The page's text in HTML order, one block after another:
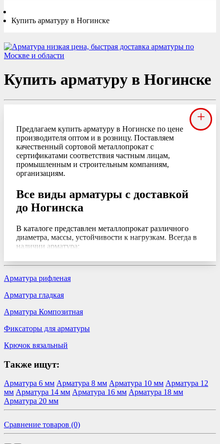
Купить арматуру в Ногинске
Купить арматуру в Ногинске
Предлагаем купить арматуру в Ногинске по цене
производителя оптом и в розницу. Поставляем
качественный сортовой металлопрокат с
сертификатами соответствия частным лицам,
промышленным и строительным компаниям,
организациям.
Все виды арматуры с доставкой
до Ногинска
В каталоге представлен металлопрокат различного
диаметра, массы, устойчивости к нагрузкам. Всегда в
наличии арматура:
Рифленая – наиболее востребованный вид
бухтах. Широко применяется в строительстве,
в кладочных работах, при изготовлении
железобетонных изделий. Малые диаметры
используют для укрепления штукатурных
Гладкая – обеспечивает качественное усиление
конструкций из железобетона, выдерживая
значительные растягивающие напряжения (ж/б
(колонны и полуколонны). Также применяется в
металлоконструкций и для изготовления
крепежей, метизов.
Композитная – инновационная альтернатива
бухтах. Используется в строительстве, в том
числе дорожном, для армирования фундаментов
+
Арматура рифленая
Арматура гладкая
Арматура Композитная
Фиксаторы для арматуры
Крючок вязальный
Также ищут:
Арматура 6 мм Арматура 8 мм Арматура 10 мм Арматура 12
мм Арматура 14 мм Арматура 16 мм Арматура 18 мм
Арматура 20 мм
Сравнение товаров (0)